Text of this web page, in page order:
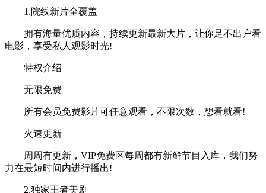
1.院线新片全覆盖
拥有海量优质内容，持续更新最新大片，让你足不出户看
电影，享受私人观影时光!
特权介绍
无限免费
所有会员免费影片可任意观看，不限次数，想看就看!
火速更新
周周有更新，VIP免费区每周都有新鲜节目入库，我们努
力在最短时间内进行播出!
2.独家王者美剧